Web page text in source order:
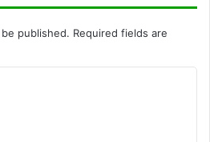
published. Required fields are